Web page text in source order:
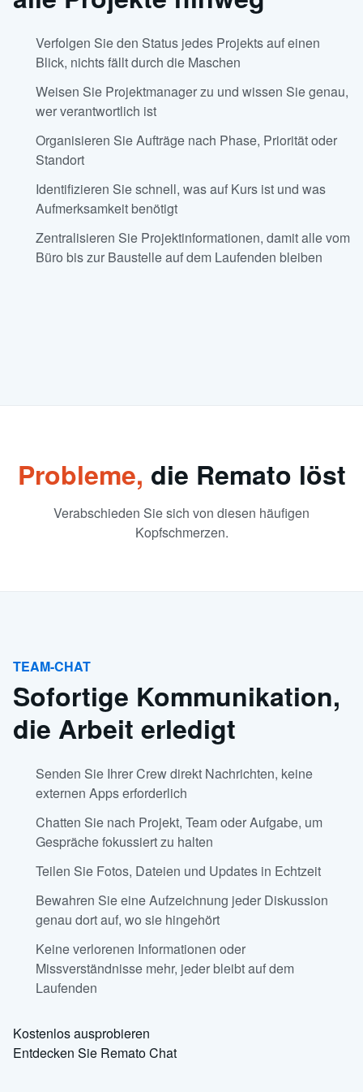
Verfolgen Sie den Status jedes Projekts auf einen
Blick, nichts fällt durch die Maschen
Weisen Sie Projektmanager zu und wissen Sie genau,
wer verantwortlich ist
Organisieren Sie Aufträge nach Phase, Priorität oder
Standort
Identifizieren Sie schnell, was auf Kurs ist und was
Aufmerksamkeit benötigt
Zentralisieren Sie Projektinformationen, damit alle vom
Büro bis zur Baustelle auf dem Laufenden bleiben
Probleme, die Remato löst
Verabschieden Sie sich von diesen häufigen
Kopfschmerzen.
TEAM-CHAT
Sofortige Kommunikation,
die Arbeit erledigt
Senden Sie Ihrer Crew direkt Nachrichten, keine
externen Apps erforderlich
Chatten Sie nach Projekt, Team oder Aufgabe, um
Gespräche fokussiert zu halten
Teilen Sie Fotos, Dateien und Updates in Echtzeit
Bewahren Sie eine Aufzeichnung jeder Diskussion
genau dort auf, wo sie hingehört
Keine verlorenen Informationen oder
Missverständnisse mehr, jeder bleibt auf dem
Laufenden
Kostenlos ausprobieren
Entdecken Sie Remato Chat